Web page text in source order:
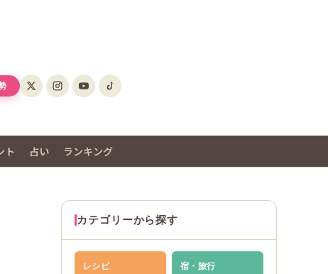
ト 占い ランキング
カテゴリーから探す
レシピ 宿・旅行